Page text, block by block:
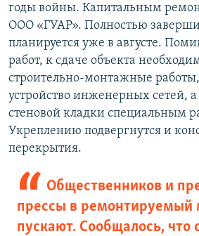
годы войны. Капитальным
ООО «ГУАР». Полностью
планируется уже в августе.
работ, к сдаче объекта
строительно-монтажные
устройство инженерных сетей,
стеновой кладки специальным
Укреплению подвергнутся и
перекрытия.
Общественников и
прессы в ремонтируемый
пускают. Сообщалось, что